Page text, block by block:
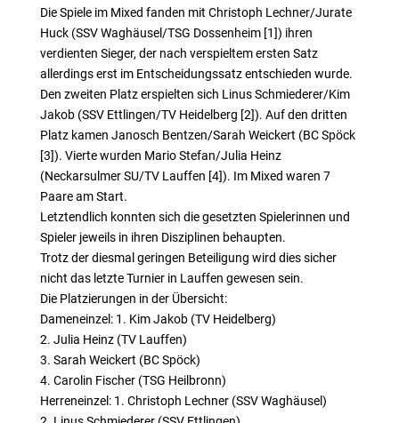
Die Spiele im Mixed fanden mit Christoph Lechner/Jurate
Huck (SSV Waghäusel/TSG Dossenheim [1]) ihren
verdienten Sieger, der nach verspieltem ersten Satz
allerdings erst im Entscheidungssatz entschieden wurde.
Den zweiten Platz erspielten sich Linus Schmiederer/Kim
Jakob (SSV Ettlingen/TV Heidelberg [2]). Auf den dritten
Platz kamen Janosch Bentzen/Sarah Weickert (BC Spöck
[3]). Vierte wurden Mario Stefan/Julia Heinz
(Neckarsulmer SU/TV Lauffen [4]). Im Mixed waren 7
Paare am Start.
Letztendlich konnten sich die gesetzten Spielerinnen und
Spieler jeweils in ihren Disziplinen behaupten.
Trotz der diesmal geringen Beteiligung wird dies sicher
nicht das letzte Turnier in Lauffen gewesen sein.
Die Platzierungen in der Übersicht:
Dameneinzel: 1. Kim Jakob (TV Heidelberg)
2. Julia Heinz (TV Lauffen)
3. Sarah Weickert (BC Spöck)
4. Carolin Fischer (TSG Heilbronn)
Herreneinzel: 1. Christoph Lechner (SSV Waghäusel)